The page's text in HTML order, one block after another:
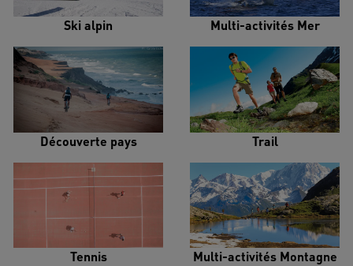
Ski alpin Multi-activités Mer
Découverte pays Trail
Tennis Multi-activités Montagne